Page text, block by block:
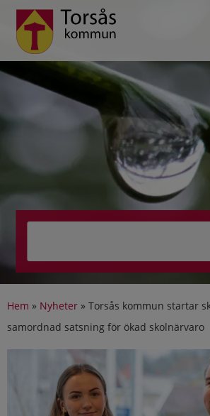
Hem » Nyheter » Torsås kommun startar
samordnad satsning för ökad skolnärvaro